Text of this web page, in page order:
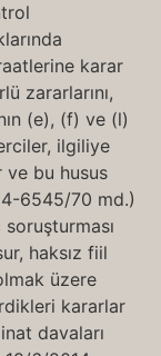
karar
zararlarını,
(e), (f) ve (l)
ilgiliye
ve bu husus
6545/70 md.)
haksız fiil
üzere
kararlar
davaları